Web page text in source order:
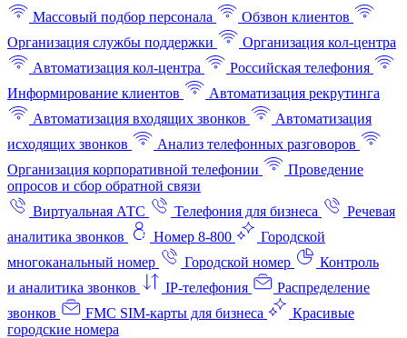
Массовый подбор персонала
Обзвон клиентов
Организация службы поддержки
Организация кол-центра
Автоматизация кол-центра
Российская телефония
Информирование клиентов
Автоматизация рекрутинга
Автоматизация входящих звонков
Автоматизация
исходящих звонков
Анализ телефонных разговоров
Организация корпоративной телефонии
Проведение
опросов и сбор обратной связи
Виртуальная АТС
Телефония для бизнеса
Речевая
аналитика звонков
Номер 8-800
Городской
многоканальный номер
Городской номер
Контроль
и аналитика звонков
IP-телефония
Распределение
звонков
FMC SIM-карты для бизнеса
Красивые
городские номера